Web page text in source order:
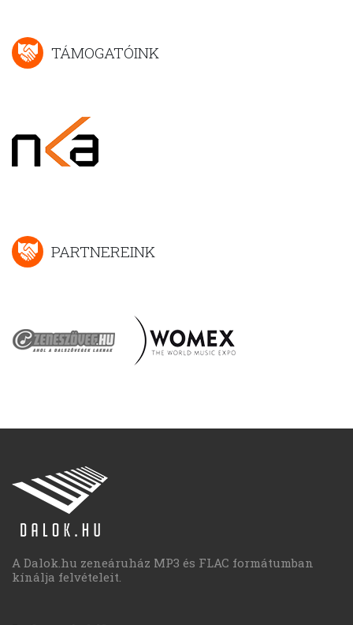
TÁMOGATÓINK
PARTNEREINK
A Dalok.hu zeneáruház MP3 és FLAC formátumban
kínálja felvételeit.